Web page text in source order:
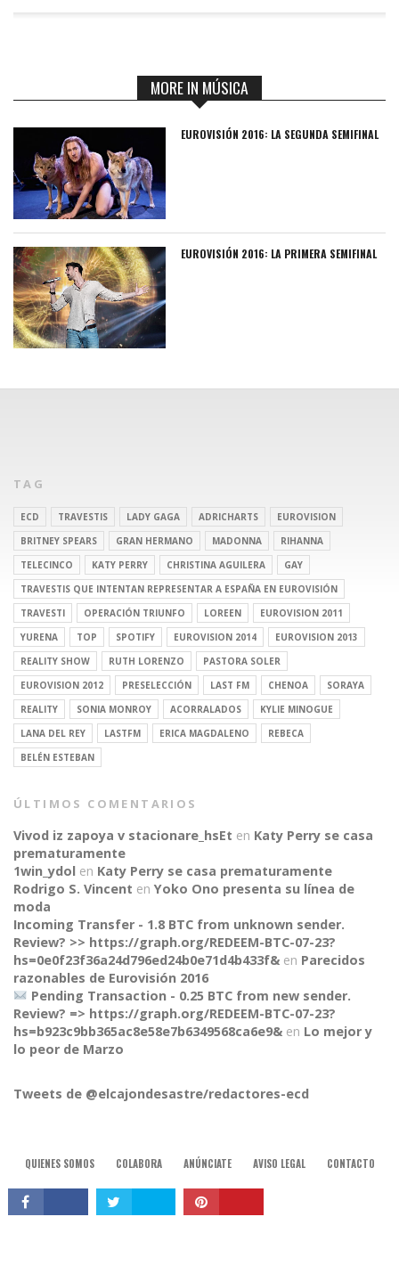
CONNECT
MORE IN MÚSICA
EUROVISIÓN 2016: LA SEGUNDA SEMIFINAL
EUROVISIÓN 2016: LA PRIMERA SEMIFINAL
TAG
ECD TRAVESTIS LADY GAGA ADRICHARTS
EUROVISION
BRITNEY SPEARS
GRAN HERMANO MADONNA
RIHANNA
TELECINCO
KATY PERRY CHRISTINA AGUILERA
GAY
TRAVESTIS QUE INTENTAN REPRESENTAR A ESPAÑA EN EUROVISIÓN
TRAVESTI
OPERACIÓN TRIUNFO LOREEN
EUROVISION 2011
YURENA
TOP SPOTIFY EUROVISION 2014
EUROVISION 2013
REALITY SHOW
RUTH LORENZO
PASTORA SOLER
EUROVISION 2012
PRESELECCIÓN LAST FM CHENOA
SORAYA
REALITY
SONIA MONROY ACORRALADOS
KYLIE MINOGUE
LANA DEL REY
LASTFM ERICA MAGDALENO
REBECA
BELÉN ESTEBAN
ÚLTIMOS COMENTARIOS
Vivod iz zapoya v stacionare_hsEt en Katy Perry se casa
prematuramente
1win_ydol en Katy Perry se casa prematuramente
Rodrigo S. Vincent en Yoko Ono presenta su línea de
moda
Incoming Transfer - 1.8 BTC from unknown sender.
Review? >> https://graph.org/REDEEM-BTC-07-23?
hs=0e0f23f36a24d796ed24b0e71d4b433f& en Parecidos
razonables de Eurovisión 2016
Pending Transaction - 0.25 BTC from new sender.
Review? => https://graph.org/REDEEM-BTC-07-23?
hs=b923c9bb365ac8e58e7b6349568ca6e9& en Lo mejor y
lo peor de Marzo
Tweets de @elcajondesastre/redactores-ecd
QUIENES SOMOS COLABORA ANÚNCIATE AVISO LEGAL CONTACTO
© 2015, El Cajón Desastre.